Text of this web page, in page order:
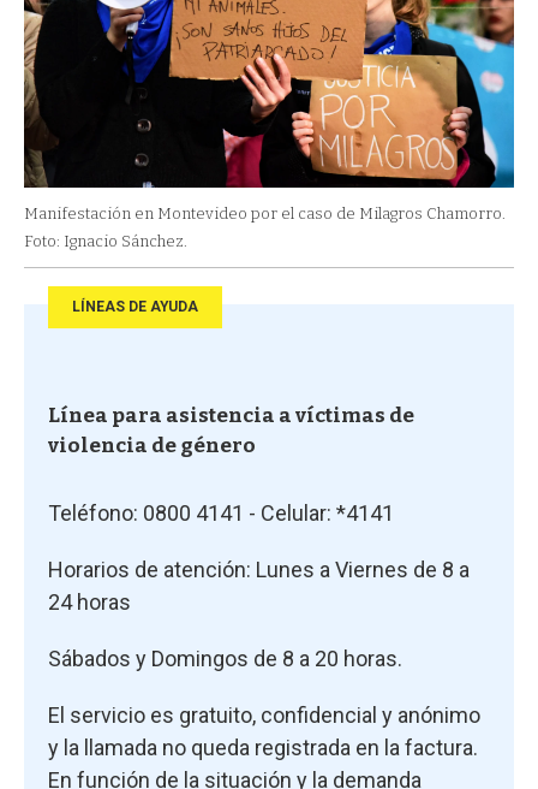
Manifestación en Montevideo por el caso de Milagros Chamorro.
Foto: Ignacio Sánchez.
LÍNEAS DE AYUDA
Línea para asistencia a víctimas de
violencia de género
Teléfono: 0800 4141 - Celular: *4141
Horarios de atención: Lunes a Viernes de 8 a
24 horas
Sábados y Domingos de 8 a 20 horas.
El servicio es gratuito, confidencial y anónimo
y la llamada no queda registrada en la factura.
En función de la situación y la demanda